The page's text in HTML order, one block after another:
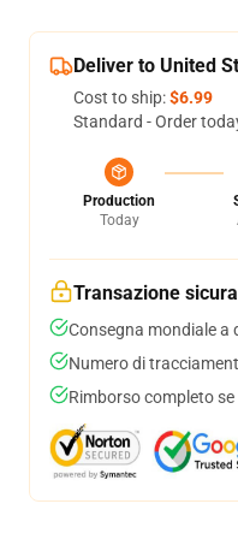
Deliver to United
Cost to ship:$6.99
Standard - Order
Production
Today
Transazione sicura
Consegna mondiale a
Numero di
Rimborso completo